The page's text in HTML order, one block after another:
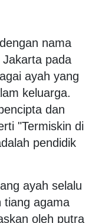
nama
pada
ayah yang
keluarga.
dan
"Termiskin di
pendidik
ayah selalu
tiang agama
oleh putra